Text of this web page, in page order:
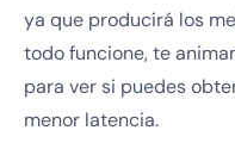
ya que producirá los
todo funcione, te
para ver si puedes
menor latencia.